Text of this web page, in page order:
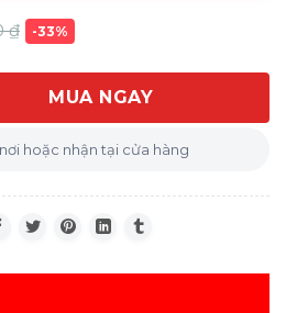
₫ -33%
đỏ nắp kính (3 nồi , 1 quánh)
MUA NGAY
hoặc nhận tại cửa hàng